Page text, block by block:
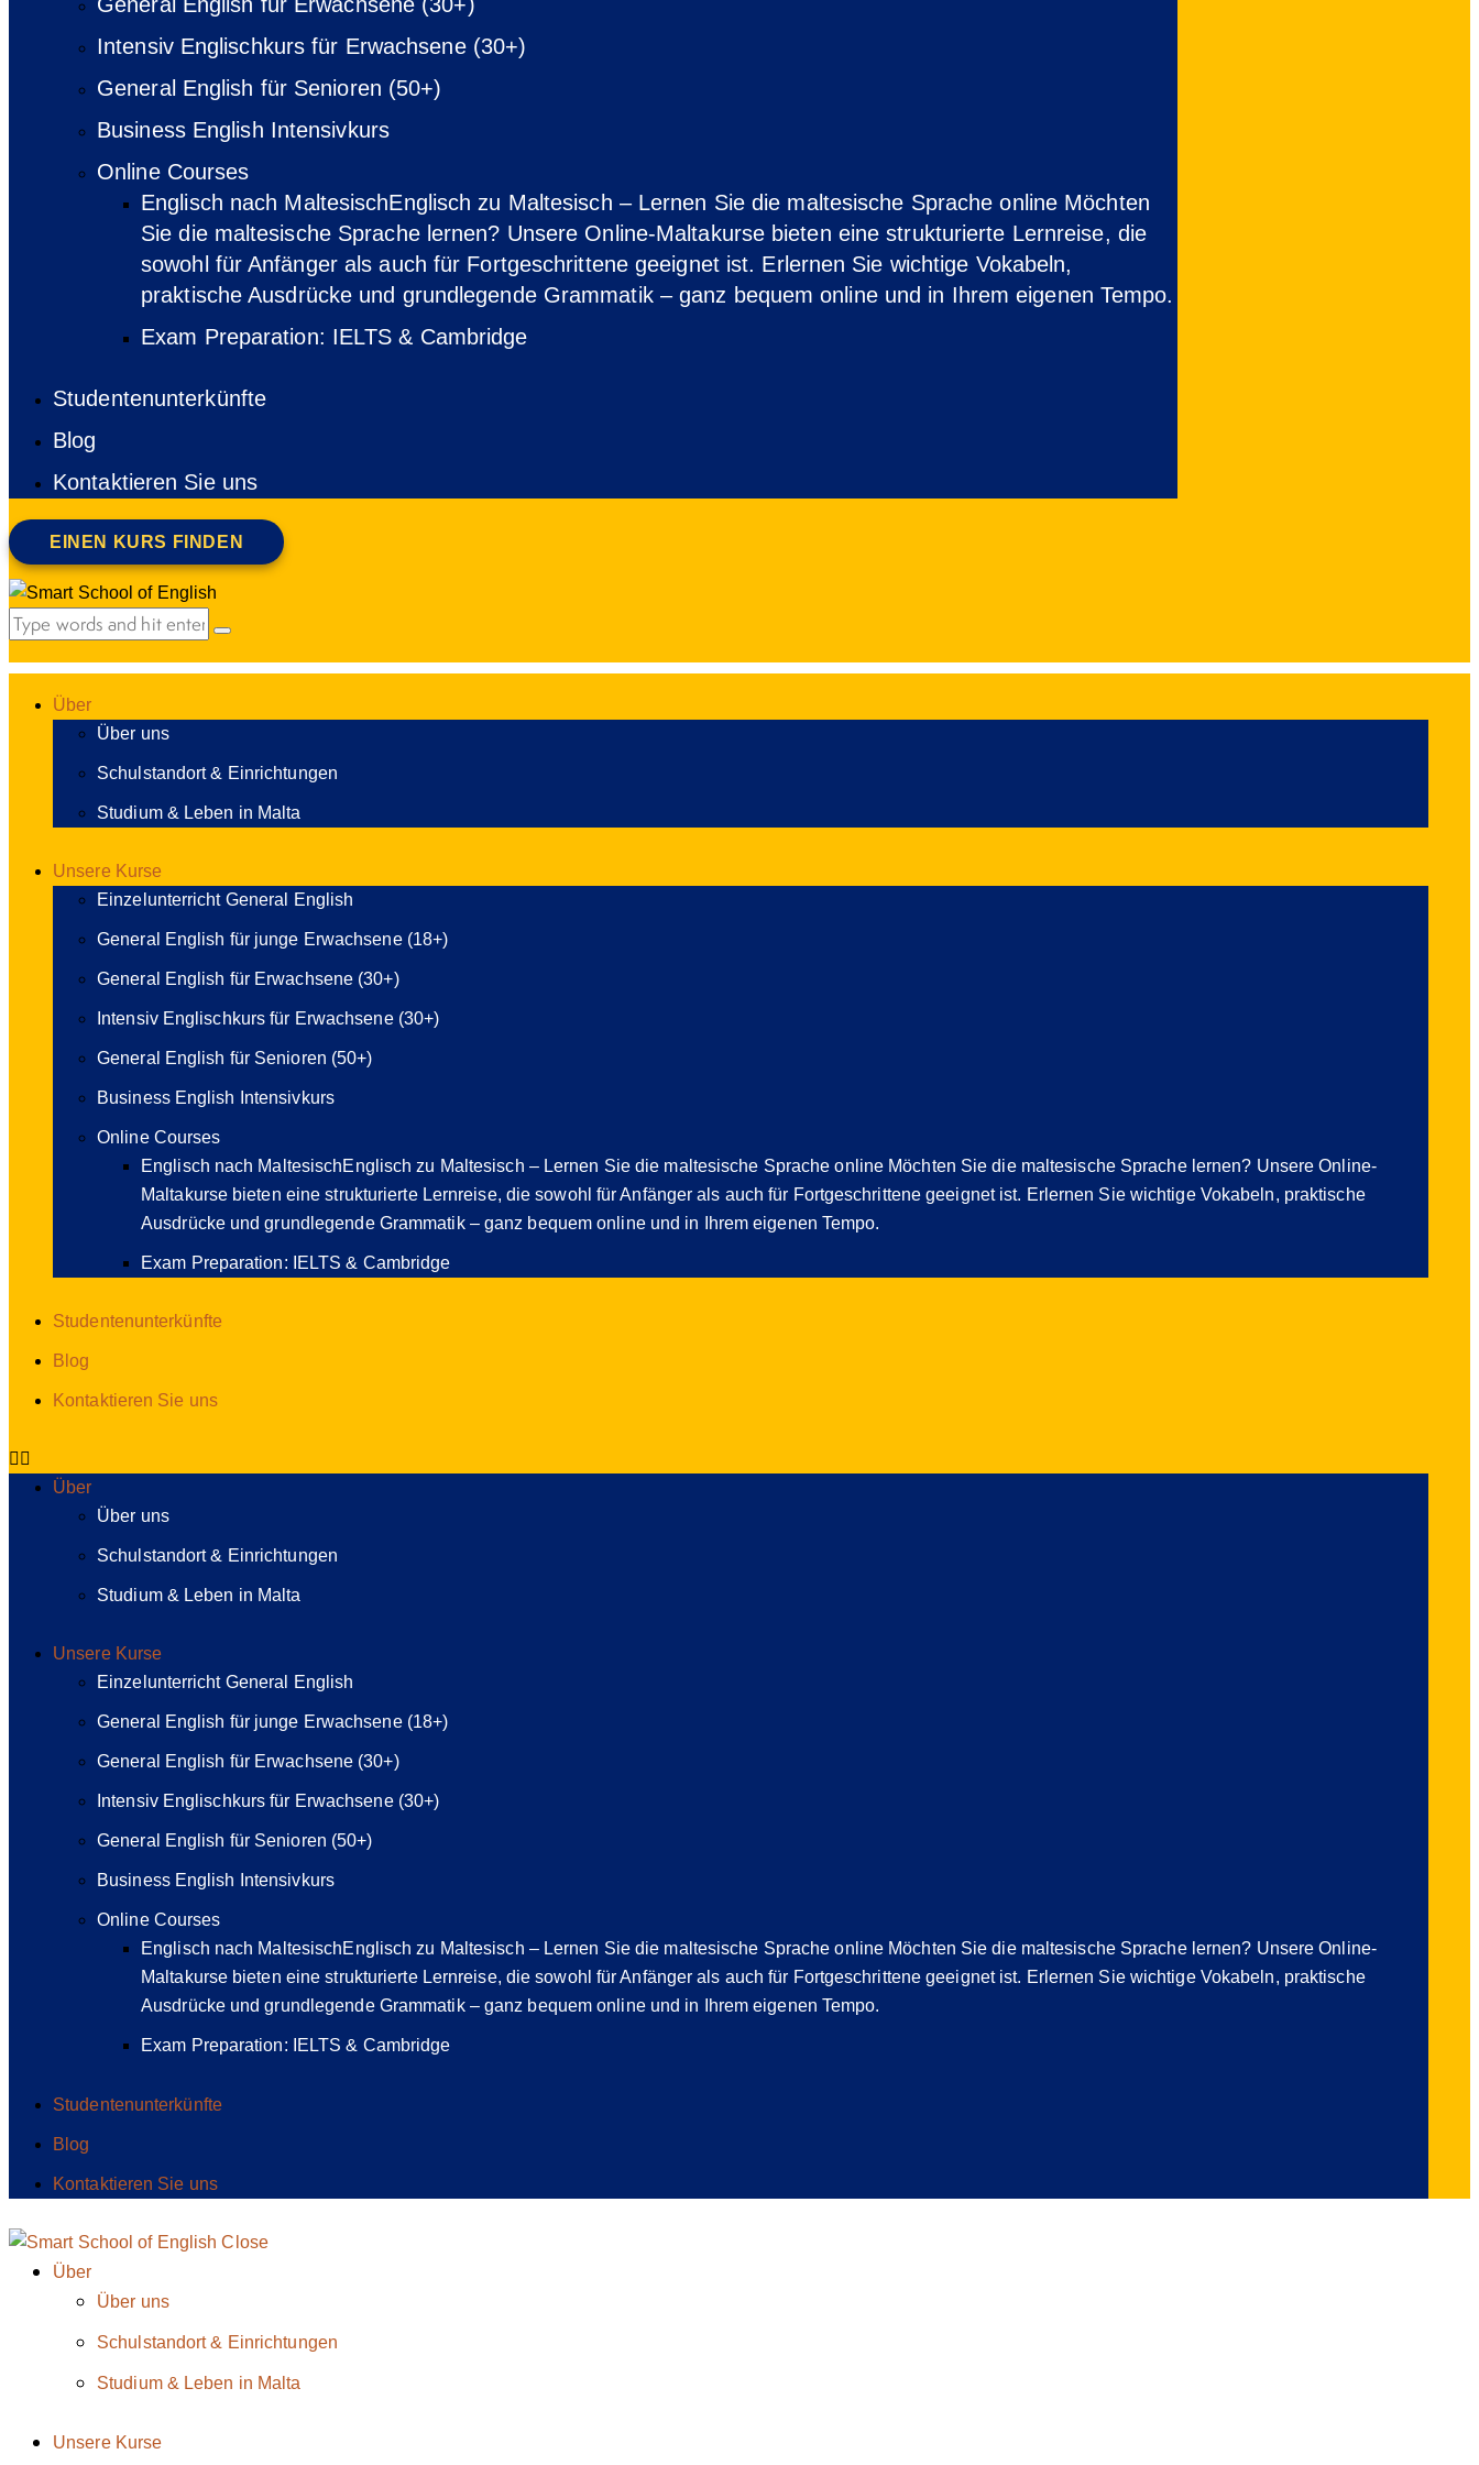
Intensiv Englischkurs für Erwachsene (30+)
General English für Senioren (50+)
Business English Intensivkurs
Online Courses
Englisch nach MaltesischEnglisch zu Maltesisch – Lernen Sie die maltesische Sprache online Möchten
Sie die maltesische Sprache lernen? Unsere Online-Maltakurse bieten eine strukturierte Lernreise, die
sowohl für Anfänger als auch für Fortgeschrittene geeignet ist. Erlernen Sie wichtige Vokabeln,
praktische Ausdrücke und grundlegende Grammatik – ganz bequem online und in Ihrem eigenen Tempo.
Exam Preparation: IELTS & Cambridge
Studentenunterkünfte
Blog
Kontaktieren Sie uns
EINEN KURS FINDEN
Über
Über uns
Schulstandort & Einrichtungen
Studium & Leben in Malta
Unsere Kurse
Einzelunterricht General English
General English für junge Erwachsene (18+)
General English für Erwachsene (30+)
Intensiv Englischkurs für Erwachsene (30+)
General English für Senioren (50+)
Business English Intensivkurs
Online Courses
Englisch nach MaltesischEnglisch zu Maltesisch – Lernen Sie die maltesische Sprache online Möchten Sie die maltesische Sprache lernen? Unsere Online-
Maltakurse bieten eine strukturierte Lernreise, die sowohl für Anfänger als auch für Fortgeschrittene geeignet ist. Erlernen Sie wichtige Vokabeln, praktische
Ausdrücke und grundlegende Grammatik – ganz bequem online und in Ihrem eigenen Tempo.
Exam Preparation: IELTS & Cambridge
Studentenunterkünfte
Blog
Kontaktieren Sie uns
Über
Über uns
Schulstandort & Einrichtungen
Studium & Leben in Malta
Unsere Kurse
Einzelunterricht General English
General English für junge Erwachsene (18+)
General English für Erwachsene (30+)
Intensiv Englischkurs für Erwachsene (30+)
General English für Senioren (50+)
Business English Intensivkurs
Online Courses
Englisch nach MaltesischEnglisch zu Maltesisch – Lernen Sie die maltesische Sprache online Möchten Sie die maltesische Sprache lernen? Unsere Online-
Maltakurse bieten eine strukturierte Lernreise, die sowohl für Anfänger als auch für Fortgeschrittene geeignet ist. Erlernen Sie wichtige Vokabeln, praktische
Ausdrücke und grundlegende Grammatik – ganz bequem online und in Ihrem eigenen Tempo.
Exam Preparation: IELTS & Cambridge
Studentenunterkünfte
Blog
Kontaktieren Sie uns
Close
Über
Über uns
Schulstandort & Einrichtungen
Studium & Leben in Malta
Unsere Kurse